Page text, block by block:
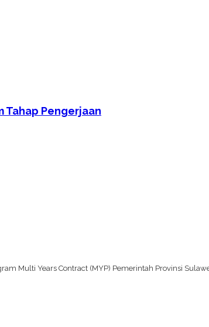
Tahap Pengerjaan
Multi Years Contract (MYP) Pemerintah Provinsi